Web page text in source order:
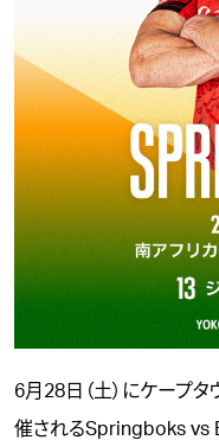
6月28日（土）にケープ
催されるSpringboks vs